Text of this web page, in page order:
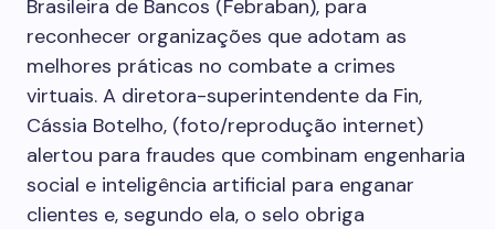
Brasileira de Bancos (Febraban), para
reconhecer organizações que adotam as
melhores práticas no combate a crimes
virtuais. A diretora-superintendente da Fin,
Cássia Botelho, (foto/reprodução internet)
alertou para fraudes que combinam engenharia
social e inteligência artificial para enganar
clientes e, segundo ela, o selo obriga